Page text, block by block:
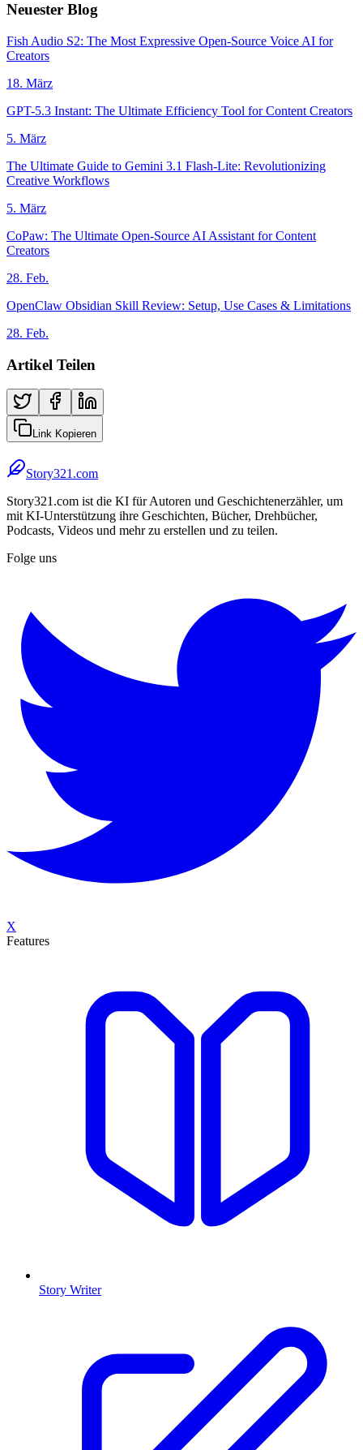
Neuester Blog
Fish Audio S2: The Most Expressive Open-Source Voice AI for
Creators
18. März
GPT-5.3 Instant: The Ultimate Efficiency Tool for Content Creators
5. März
The Ultimate Guide to Gemini 3.1 Flash-Lite: Revolutionizing
Creative Workflows
5. März
CoPaw: The Ultimate Open-Source AI Assistant for Content
Creators
28. Feb.
OpenClaw Obsidian Skill Review: Setup, Use Cases & Limitations
28. Feb.
Artikel Teilen
Link Kopieren
Story321.com
Story321.com ist die KI für Autoren und Geschichtenerzähler, um
mit KI-Unterstützung ihre Geschichten, Bücher, Drehbücher,
Podcasts, Videos und mehr zu erstellen und zu teilen.
Folge uns
X
Features
Story Writer